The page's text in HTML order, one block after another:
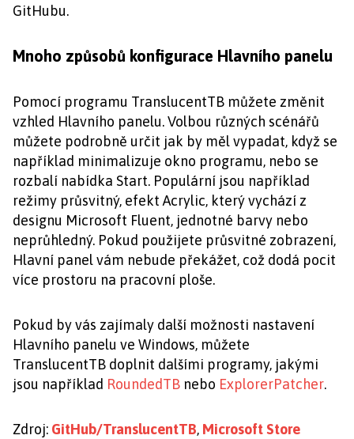
GitHubu.
Mnoho způsobů konfigurace Hlavního panelu
Pomocí programu TranslucentTB můžete změnit
vzhled Hlavního panelu. Volbou různých scénářů
můžete podrobně určit jak by měl vypadat, když se
například minimalizuje okno programu, nebo se
rozbalí nabídka Start. Populární jsou například
režimy průsvitný, efekt Acrylic, který vychází z
designu Microsoft Fluent, jednotné barvy nebo
neprůhledný. Pokud použijete průsvitné zobrazení,
Hlavní panel vám nebude překážet, což dodá pocit
více prostoru na pracovní ploše.
Pokud by vás zajímaly další možnosti nastavení
Hlavního panelu ve Windows, můžete
TranslucentTB doplnit dalšími programy, jakými
jsou například RoundedTB nebo ExplorerPatcher.
Zdroj: GitHub/TranslucentTB, Microsoft Store